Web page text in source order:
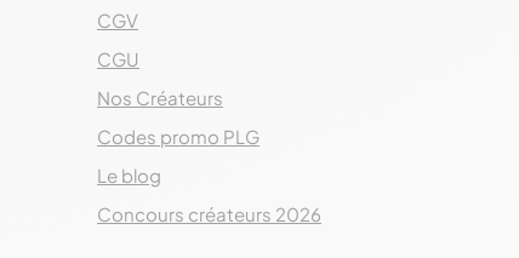
CGV
CGU
Nos Créateurs
Codes promo PLG
Le blog
Concours créateurs 2026